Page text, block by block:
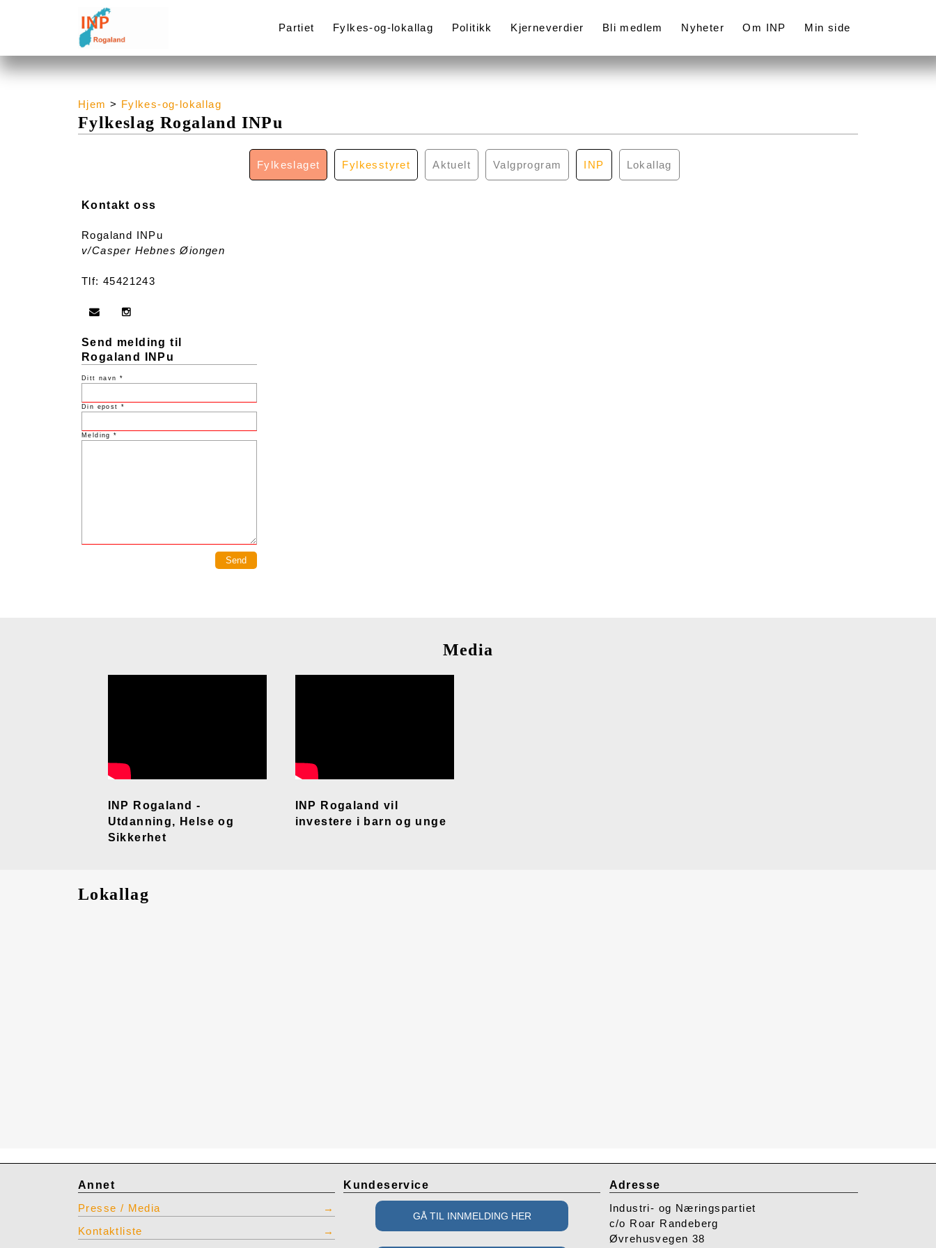
Partiet Fylkes-og-lokallag Politikk Kjerneverdier Bli medlem Nyheter Om INP Min side
Hjem > Fylkes-og-lokallag
Fylkeslag Rogaland INPu
Fylkeslaget Fylkesstyret Aktuelt Valgprogram INP Lokallag
Kontakt oss
Rogaland INPu
v/Casper Hebnes Øiongen
Tlf: 45421243
Send melding til
Rogaland INPu
Ditt navn *
Din epost *
Melding *
Media
INP Rogaland -
Utdanning, Helse og
Sikkerhet
INP Rogaland vil
investere i barn og unge
Lokallag
Annet
Presse / Media
Kontaktliste
Kundeservice Adresse
Industri- og Næringspartiet
c/o Roar Randeberg
Øvrehusvegen 38